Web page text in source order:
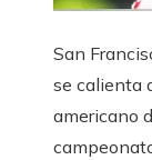
San
se calienta
americano